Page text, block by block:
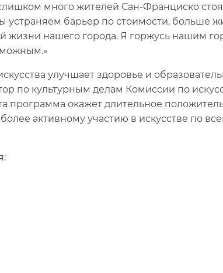
много жителей Сан-Франциско
устраняем барьер по стоимости, больше
жизни нашего города. Я горжусь нашим
улучшает здоровье и
по культурным делам Комиссии по
программа окажет длительное
активному участию в искусстве по